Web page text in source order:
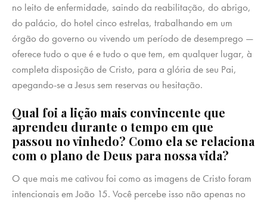
no leito de enfermidade, saindo da reabilitação, do abrigo,
do palácio, do hotel cinco estrelas, trabalhando em um
órgão do governo ou vivendo um período de desemprego —
oferece tudo o que é e tudo o que tem, em qualquer lugar, à
completa disposição de Cristo, para a glória de seu Pai,
apegando-se a Jesus sem reservas ou hesitação.
Qual foi a lição mais convincente que
aprendeu durante o tempo em que
passou no vinhedo? Como ela se relaciona
com o plano de Deus para nossa vida?
O que mais me cativou foi como as imagens de Cristo foram
intencionais em João 15. Você percebe isso não apenas no